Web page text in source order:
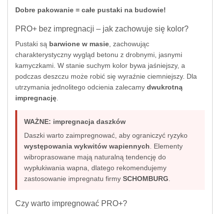
Dobre pakowanie = całe pustaki na budowie!
PRO+ bez impregnacji – jak zachowuje się kolor?
Pustaki są barwione w masie , zachowując
charakterystyczny wygląd betonu z drobnymi, jasnymi
kamyczkami. W stanie suchym kolor bywa jaśniejszy, a
podczas deszczu może robić się wyraźnie ciemniejszy. Dla
utrzymania jednolitego odcienia zalecamy dwukrotną
impregnację
WAŻNE: impregnacja daszków
Daszki warto zaimpregnować, aby ograniczyć ryzyko
występowania wykwitów wapiennych . Elementy
wibroprasowane mają naturalną tendencję do
wypłukiwania wapna, dlatego rekomendujemy
zastosowanie impregnatu firmy SCHOMBURG
Czy warto impregnować PRO+?